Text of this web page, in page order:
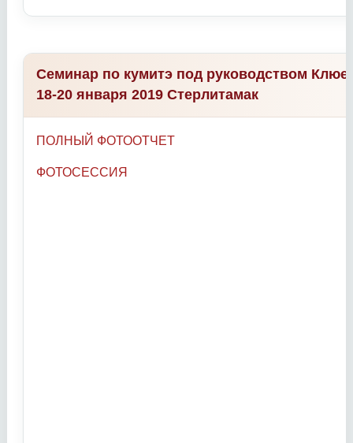
Семинар по кумитэ под руководством
18-20 января 2019 Стерлитамак
ПОЛНЫЙ ФОТООТЧЕТ
ФОТОСЕССИЯ